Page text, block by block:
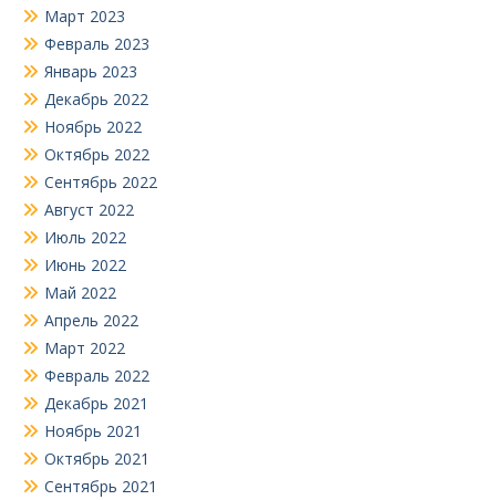
Март 2023
Февраль 2023
Январь 2023
Декабрь 2022
Ноябрь 2022
Октябрь 2022
Сентябрь 2022
Август 2022
Июль 2022
Июнь 2022
Май 2022
Апрель 2022
Март 2022
Февраль 2022
Декабрь 2021
Ноябрь 2021
Октябрь 2021
Сентябрь 2021